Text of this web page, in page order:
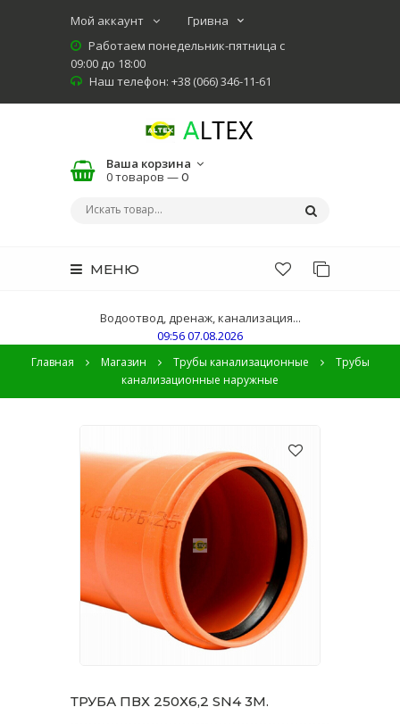
Мой аккаунт
Работаем понедельник-пятница с
09:00 до 18:00
Наш телефон: +38 (066) 346-11-61
Ваша корзина
0 товаров —0
МЕНЮ
Водоотвод, дренаж, канализация...
09:56 07.08.2026
Главная Магазин Трубы канализационные
Трубы
канализационные наружные
ТРУБА ПВХ 250Х6,2 SN4 3M.